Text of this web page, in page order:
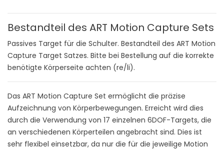
Bestandteil des ART Motion Capture Sets
Passives Target für die Schulter. Bestandteil des ART Motion
Capture Target Satzes. Bitte bei Bestellung auf die korrekte
benötigte Körperseite achten (re/li).
Das ART Motion Capture Set ermöglicht die präzise
Aufzeichnung von Körperbewegungen. Erreicht wird dies
durch die Verwendung von 17 einzelnen 6DOF-Targets, die
an verschiedenen Körperteilen angebracht sind. Dies ist
sehr flexibel einsetzbar, da nur die für die jeweilige Motion